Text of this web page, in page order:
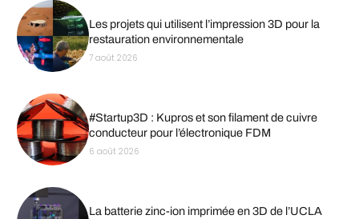
Les projets qui utilisent l’impression 3D pour la
restauration environnementale
7 août 2026
#Startup3D : Kupros et son filament de cuivre
conducteur pour l’électronique FDM
6 août 2026
La batterie zinc-ion imprimée en 3D de l’UCLA